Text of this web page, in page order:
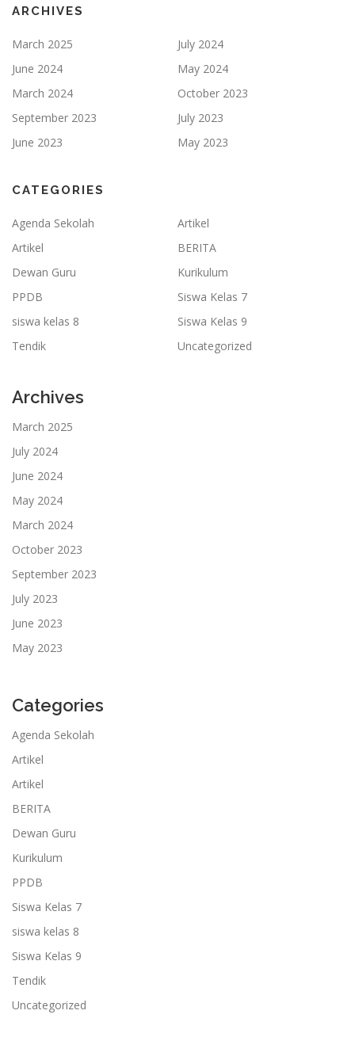
ARCHIVES
March 2025
July 2024
June 2024
May 2024
March 2024
October 2023
September 2023
July 2023
June 2023
May 2023
CATEGORIES
Agenda Sekolah
Artikel
Artikel
BERITA
Dewan Guru
Kurikulum
PPDB
Siswa Kelas 7
siswa kelas 8
Siswa Kelas 9
Tendik
Uncategorized
Archives
March 2025
July 2024
June 2024
May 2024
March 2024
October 2023
September 2023
July 2023
June 2023
May 2023
Categories
Agenda Sekolah
Artikel
Artikel
BERITA
Dewan Guru
Kurikulum
PPDB
Siswa Kelas 7
siswa kelas 8
Siswa Kelas 9
Tendik
Uncategorized